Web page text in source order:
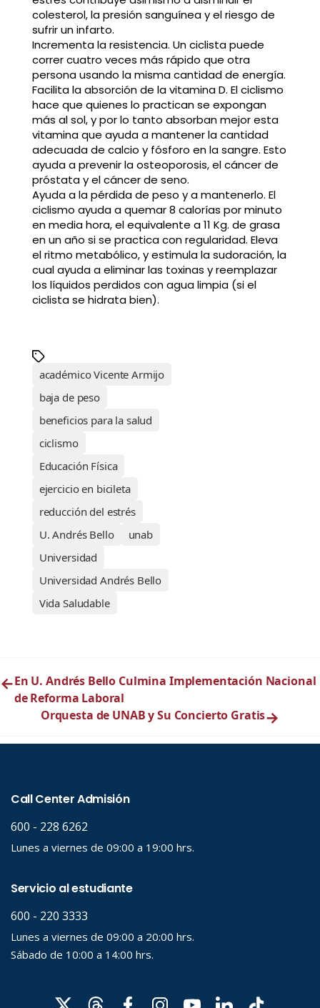
colesterol, la presión sanguínea y el riesgo de
sufrir un infarto.
Incrementa la resistencia. Un ciclista puede
correr cuatro veces más rápido que otra
persona usando la misma cantidad de energía.
Facilita la absorción de la vitamina D. El ciclismo
hace que quienes lo practican se expongan
más al sol, y por lo tanto absorban mejor esta
vitamina que ayuda a mantener la cantidad
adecuada de calcio y fósforo en la sangre. Esto
ayuda a prevenir la osteoporosis, el cáncer de
próstata y el cáncer de seno.
Ayuda a la pérdida de peso y a mantenerlo. El
ciclismo ayuda a quemar 8 calorías por minuto
en media hora, el equivalente a 11 Kg. de grasa
en un año si se practica con regularidad. Eleva
el ritmo metabólico, y estimula la sudoración, la
cual ayuda a eliminar las toxinas y reemplazar
los líquidos perdidos con agua limpia (si el
ciclista se hidrata bien).
académico Vicente Armijo
baja de peso
beneficios para la salud
ciclismo
Educación Física
ejercicio en bicileta
reducción del estrés
U. Andrés Bello
unab
Universidad
Universidad Andrés Bello
Vida Saludable
←En U. Andrés Bello Culmina Implementación Nacional
de Reforma Laboral
Orquesta de UNAB y Su Concierto Gratis→